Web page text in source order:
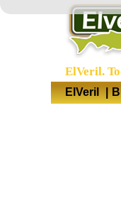
ElVeril.
ElVeril |